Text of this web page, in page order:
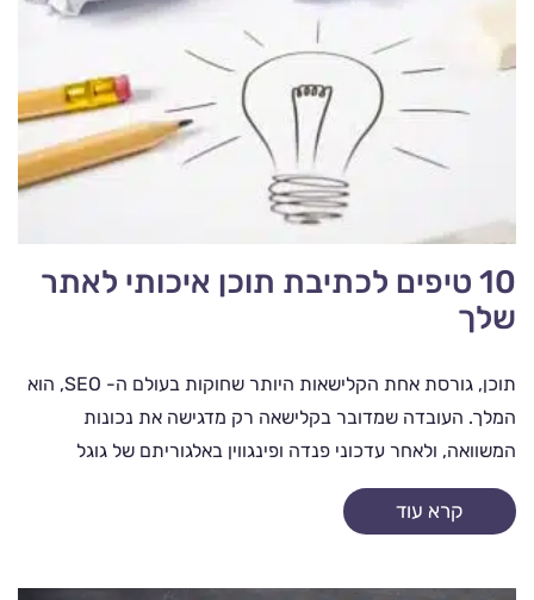
10 טיפים לכתיבת תוכן איכותי לאתר
שלך
תוכן, גורסת אחת הקלישאות היותר שחוקות בעולם ה- SEO, הוא
המלך. העובדה שמדובר בקלישאה רק מדגישה את נכונות
המשוואה, ולאחר עדכוני פנדה ופינגווין באלגוריתם של גוגל
חשיבותו של...
קרא עוד